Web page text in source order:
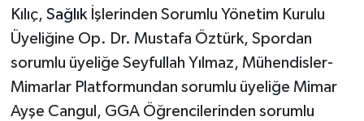
Kılıç, Sağlıkİşlerinden Sorumlu Yönetim Kurulu
Üyeliğine Op. Dr. Mustafa Öztürk, Spordan
sorumlu üyeliğe Seyfullah Yılmaz, Mühendisler-
Mimarlar Platformundan sorumlu üyeliğe Mimar
Ayşe Cangul, GGA Öğrencilerinden sorumlu